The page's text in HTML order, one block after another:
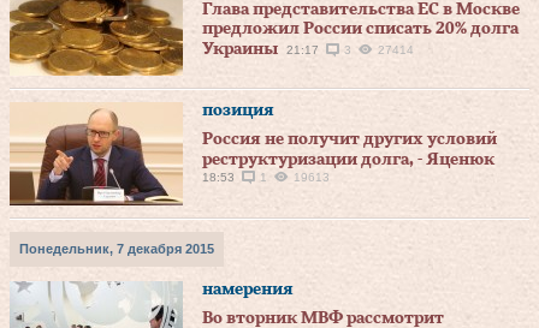
Глава представительства ЕС в Москве
предложил России списать 20% долга
Украины
21:17 3 27414
позиция
Россия не получит других условий
реструктуризации долга, - Яценюк
18:53 1 19613
Понедельник, 7 декабря 2015
намерения
Во вторник МВФ рассмотрит